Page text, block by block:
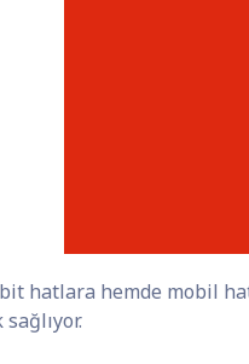
hatlara hemde mobil